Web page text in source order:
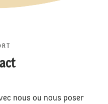
nous ou nous poser